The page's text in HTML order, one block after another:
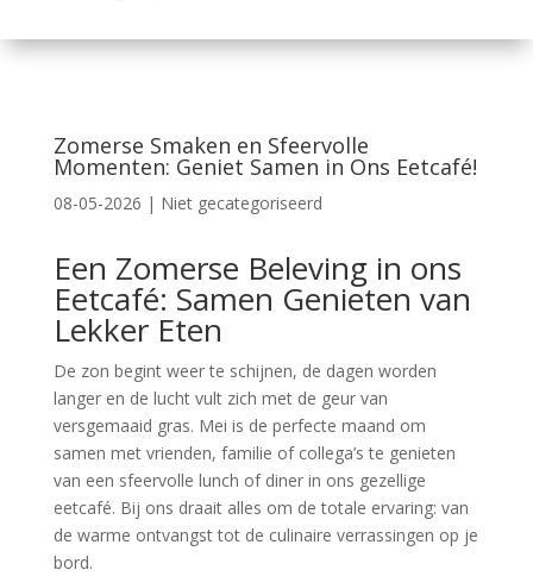
Zomerse Smaken en Sfeervolle
Momenten: Geniet Samen in Ons Eetcafé!
08-05-2026 | Niet gecategoriseerd
Een Zomerse Beleving in ons
Eetcafé: Samen Genieten van
Lekker Eten
De zon begint weer te schijnen, de dagen worden
langer en de lucht vult zich met de geur van
versgemaaid gras. Mei is de perfecte maand om
samen met vrienden, familie of collega’s te genieten
van een sfeervolle lunch of diner in ons gezellige
eetcafé. Bij ons draait alles om de totale ervaring: van
de warme ontvangst tot de culinaire verrassingen op je
bord.